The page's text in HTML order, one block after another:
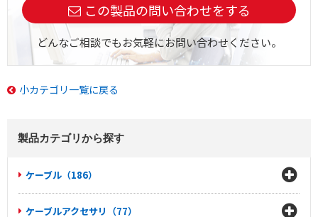
この製品の問い合わせをする
どんなご相談でもお気軽にお問い合わせください。
小カテゴリ一覧に戻る
製品カテゴリから探す
ケーブル（186）
ケーブルアクセサリ（77）